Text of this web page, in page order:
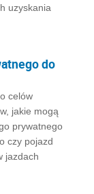
uzyskania
do
celów
jakie mogą
prywatnego
czy pojazd
jazdach